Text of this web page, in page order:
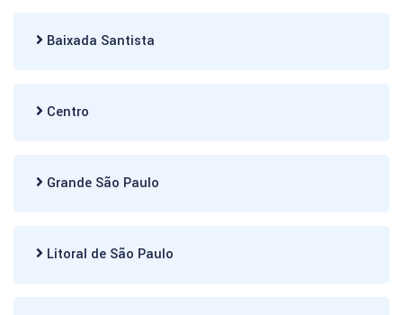
Baixada Santista
Centro
Grande São Paulo
Litoral de São Paulo